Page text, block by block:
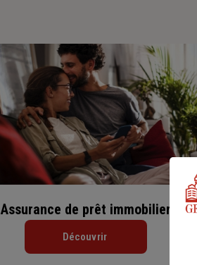
Assurance de prêt immobilier
Découvrir